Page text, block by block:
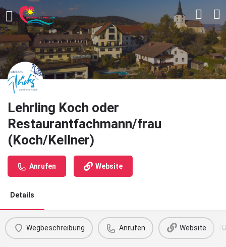
Lehrling Koch oder
Restaurantfachmann/frau
(Koch/Kellner)
Anrufen Website
Details
Wegbeschreibung Anrufen Website